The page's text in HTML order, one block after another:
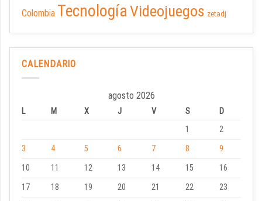
Colombia TecnologíaVideojuegos zetadj
CALENDARIO
agosto 2026
L M X J V S
D
1
2
3
4 5 6 7 8
9
10
11 12 13 14 15
16
17
18 19 20 21 22
23